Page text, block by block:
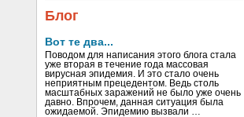
Блог
Вот те два...
Поводом для написания этого блога стала
уже вторая в течение года массовая
вирусная эпидемия. И это стало очень
неприятным прецедентом. Ведь столь
масштабных заражений не было уже очень
давно. Впрочем, данная ситуация была
ожидаемой. Эпидемию вызвали …